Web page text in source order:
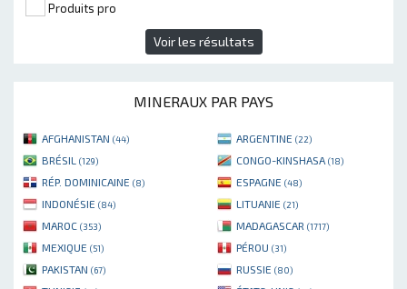
Produits pro
Voir les résultats
MINERAUX PAR PAYS
AFGHANISTAN (44) ARGENTINE (22)
BRÉSIL (129) CONGO-KINSHASA (18)
RÉP. DOMINICAINE (8) ESPAGNE (48)
INDONÉSIE (84) LITUANIE (21)
MAROC (353) MADAGASCAR (1717)
MEXIQUE (51) PÉROU (31)
PAKISTAN (67) RUSSIE (80)